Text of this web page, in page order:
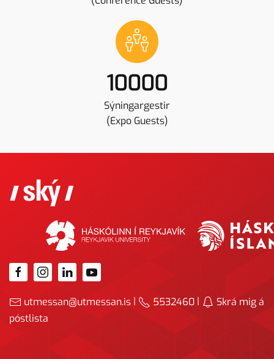
10000
Sýningargestir
(Expo Guests)
utmessan@utmessan.is | 5532460 |
Skrá mig á
póstlista